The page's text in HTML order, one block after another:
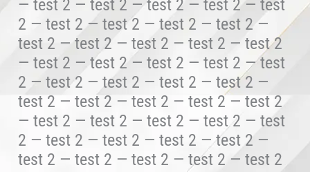
— test 2 — test 2 — test 2 — test 2 — test
2 — test 2 — test 2 — test 2 — test 2 —
test 2 — test 2 — test 2 — test 2 — test 2
— test 2 — test 2 — test 2 — test 2 — test
2 — test 2 — test 2 — test 2 — test 2 —
test 2 — test 2 — test 2 — test 2 — test 2
— test 2 — test 2 — test 2 — test 2 — test
2 — test 2 — test 2 — test 2 — test 2 —
test 2 — test 2 — test 2 — test 2 — test 2